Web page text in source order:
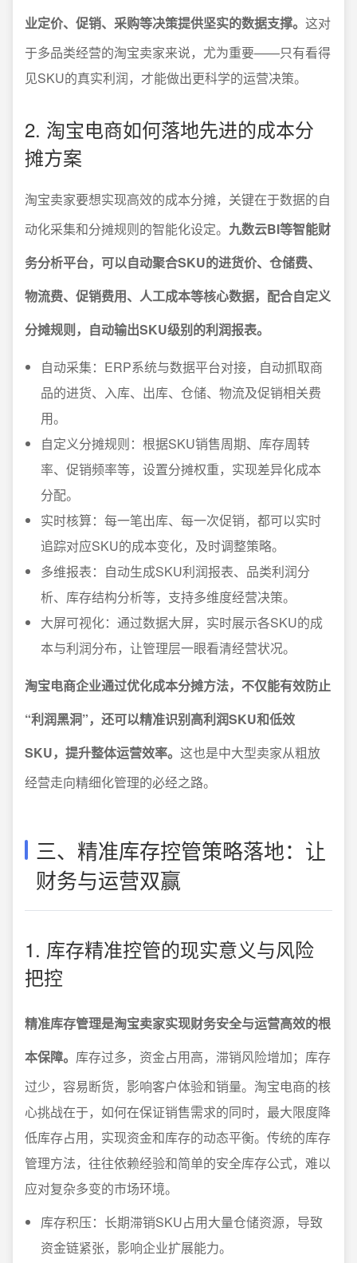
业定价、促销、采购等决策提供坚实的数据支撑。 这对
于多品类经营的淘宝卖家来说，尤为重要——只有看得
见SKU的真实利润，才能做出更科学的运营决策。
2. 淘宝电商如何落地先进的成本分
摊方案
淘宝卖家要想实现高效的成本分摊，关键在于数据的自
动化采集和分摊规则的智能化设定。 九数云BI等智能财
务分析平台，可以自动聚合SKU的进货价、仓储费、
物流费、促销费用、人工成本等核心数据，配合自定义
分摊规则，自动输出SKU级别的利润报表。
自动采集：ERP系统与数据平台对接，自动抓取商
品的进货、入库、出库、仓储、物流及促销相关费
用。
自定义分摊规则：根据SKU销售周期、库存周转
率、促销频率等，设置分摊权重，实现差异化成本
分配。
实时核算：每一笔出库、每一次促销，都可以实时
追踪对应SKU的成本变化，及时调整策略。
多维报表：自动生成SKU利润报表、品类利润分
析、库存结构分析等，支持多维度经营决策。
大屏可视化：通过数据大屏，实时展示各SKU的成
本与利润分布，让管理层一眼看清经营状况。
淘宝电商企业通过优化成本分摊方法，不仅能有效防止
“利润黑洞”，还可以精准识别高利润SKU和低效
SKU，提升整体运营效率。 这也是中大型卖家从粗放
经营走向精细化管理的必经之路。
三、精准库存控管策略落地：让
财务与运营双赢
1. 库存精准控管的现实意义与风险
把控
精准库存管理是淘宝卖家实现财务安全与运营高效的根
本保障。 库存过多，资金占用高，滞销风险增加；库存
过少，容易断货，影响客户体验和销量。淘宝电商的核
心挑战在于，如何在保证销售需求的同时，最大限度降
低库存占用，实现资金和库存的动态平衡。传统的库存
管理方法，往往依赖经验和简单的安全库存公式，难以
应对复杂多变的市场环境。
库存积压：长期滞销SKU占用大量仓储资源，导致
资金链紧张，影响企业扩展能力。